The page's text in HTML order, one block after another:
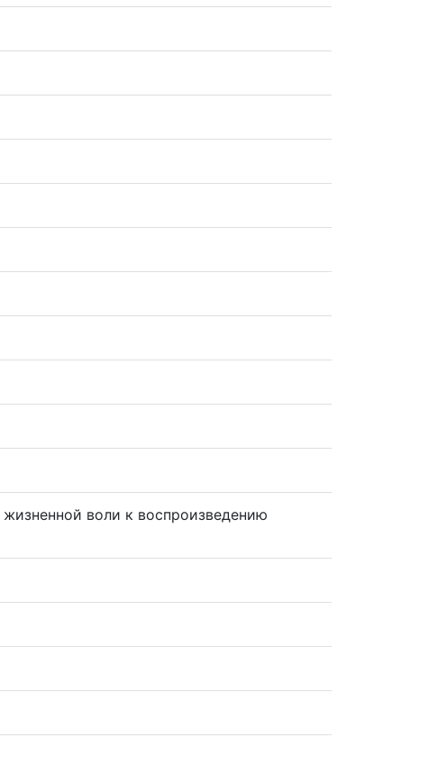
жизненной воли к воспроизведению